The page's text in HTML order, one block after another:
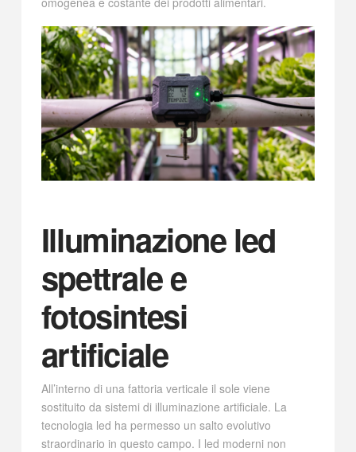
Illuminazione led
spettrale e
fotosintesi
artificiale
All’interno di una fattoria verticale il sole viene
sostituito da sistemi di illuminazione artificiale. La
tecnologia led ha permesso un salto evolutivo
straordinario in questo campo. I led moderni non